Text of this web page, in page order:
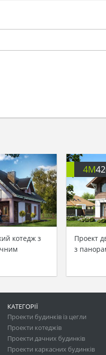
котедж з
4M
Проект
з
КАТЕГОРІЇ
Проекти будинків із цегли
Проекти котеджів
Проекти дачних будинків
Проекти каркасних будинків